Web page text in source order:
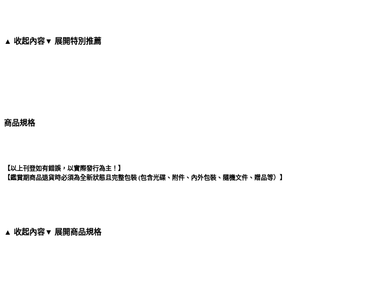
▲ 收起內容▼ 展開特別推薦
商品規格
【以上刊登如有錯誤，以實際發行為主！】
【鑑賞期商品退貨時必須為全新狀態且完整包裝 (包含光碟、附件、內外包裝、隨機文件、贈品等）】
▲ 收起內容▼ 展開商品規格